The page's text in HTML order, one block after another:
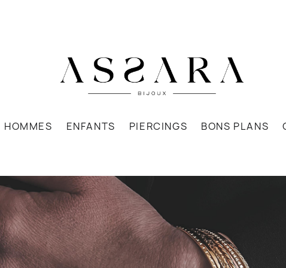
HOMMES ENFANTS PIERCINGS BONS PLANS